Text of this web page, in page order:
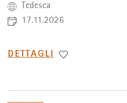
Tedesca
17.11.2026
PASSA
DETTAGLI